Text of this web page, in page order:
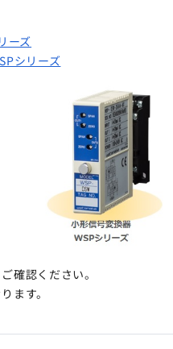
採用情報
ーズ
シリーズ
確認ください。
ます。